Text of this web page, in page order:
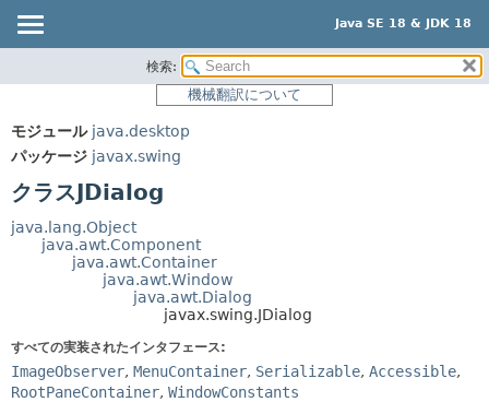
Java SE 18 & JDK 18
パッケージ
使用
ツリー
プレビュー
非推奨
索引
サマリー:
ネスト済
コンストラクタ
検索:
機械翻訳について
モジュール java.desktop
パッケージ javax.swing
クラスJDialog
java.lang.Object
java.awt.Component
java.awt.Container
java.awt.Window
java.awt.Dialog
javax.swing.JDialog
すべての実装されたインタフェース:
ImageObserver, MenuContainer, Serializable, Accessible,
RootPaneContainer, WindowConstants